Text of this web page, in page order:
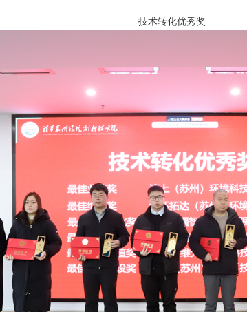
技术转化优秀奖